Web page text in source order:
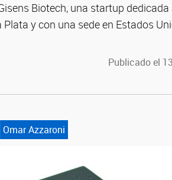
Biotech, una startup dedicada
y con una sede en Estados
Publicado el
Omar Azzaroni